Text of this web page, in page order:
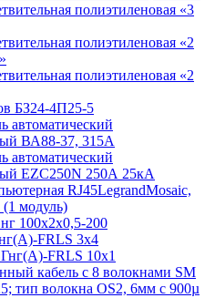
полиэтиленовая «3
полиэтиленовая «2
полиэтиленовая «2
БЗ24-4П25-5
автоматический
ВА88-37, 315А
автоматический
EZC250N 250А 25кА
RJ45LegrandMosaic,
(1 модуль)
100х2х0,5-200
FRLS 3х4
FRLS 10х1
кабель с 8 волокнами SM
тип волокна OS2, 6мм с 900µ